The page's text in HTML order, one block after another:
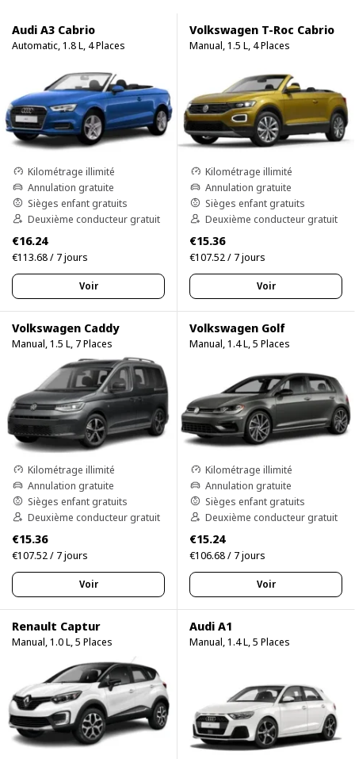
Audi A3 Cabrio
Automatic, 1.8 L, 4 Places
Kilométrage illimité
Annulation gratuite
Sièges enfant gratuits
Deuxième conducteur gratuit
€16.24
€113.68 / 7 jours
Voir
Volkswagen T-Roc Cabrio
Manual, 1.5 L, 4 Places
Kilométrage illimité
Annulation gratuite
Sièges enfant gratuits
Deuxième conducteur gratuit
€15.36
€107.52 / 7 jours
Voir
Volkswagen Caddy
Manual, 1.5 L, 7 Places
Kilométrage illimité
Annulation gratuite
Sièges enfant gratuits
Deuxième conducteur gratuit
€15.36
€107.52 / 7 jours
Voir
Volkswagen Golf
Manual, 1.4 L, 5 Places
Kilométrage illimité
Annulation gratuite
Sièges enfant gratuits
Deuxième conducteur gratuit
€15.24
€106.68 / 7 jours
Voir
Renault Captur
Manual, 1.0 L, 5 Places
Audi A1
Manual, 1.4 L, 5 Places